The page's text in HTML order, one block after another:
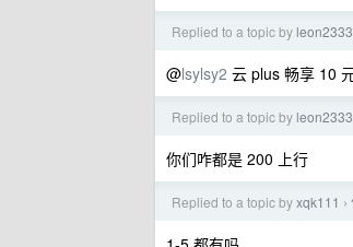
Replied to a topic by
@lsylsy2 云 plus 畅享 10
Replied to a topic by
你们咋都是 200 上行
Replied to a topic byxqk111 ›